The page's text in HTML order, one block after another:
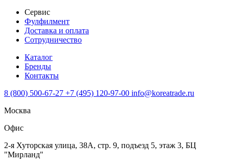
Сервис
Фулфилмент
Доставка и оплата
Сотрудничество
Каталог
Бренды
Контакты
8 (800) 500-67-27 +7 (495) 120-97-00 info@koreatrade.ru
Москва
Офис
2-я Хуторская улица, 38А, стр. 9, подъезд 5, этаж 3, БЦ
"Мирланд"